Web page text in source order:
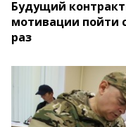
Будущий
мотивации пойти
раз